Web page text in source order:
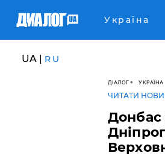
Україна
UA | RU
ДІАЛОГ УКРАЇНА
ЧИТАТИ
Донбас